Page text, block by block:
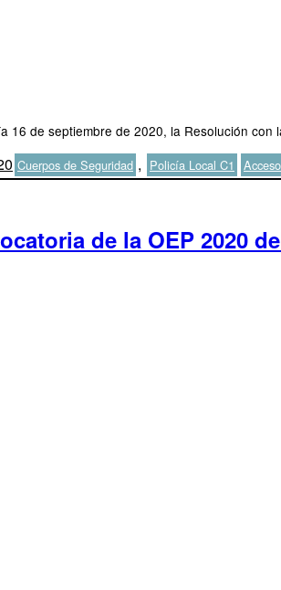
16 de septiembre de 2020, la Resolución
Categorías
Cuerpos de Seguridad , Policía Local C1
de la OEP 2020